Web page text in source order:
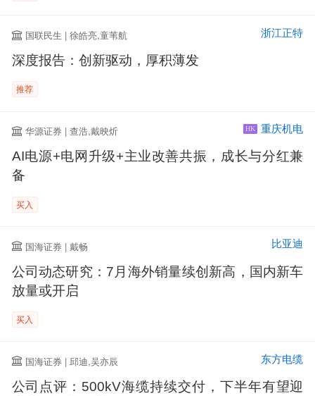
国联民生 | 徐皓亮,童苇航 浙江正特
深度报告：创新驱动，厚积薄发
推荐
华源证券 | 查浩,戴映炘 HK 重庆机电
AI电源+电网升级+主业改善共振，成长与分红兼
备
买入
国海证券 | 戴畅 比亚迪
公司动态研究：7月海外销量续创新高，国内新车
放量或开启
买入
国海证券 | 邱迪,吴亦辰 东方电缆
公司点评：500kV海缆持续交付，下半年有望迎